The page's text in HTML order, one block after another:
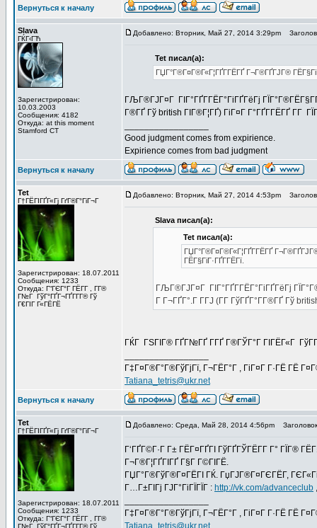
Вернуться к началу
Slava
ГЌГ‹ГЋ
Зарегистрирован:
10.03.2003
Сообщения: 4182
Откуда: at this moment
Stamford CT
Добавлено: Вторник, Май 27, 2014 3:29pm
Tet писал(а):
ГЏГ°Г®Г¤Г®Г«Г¦ГҐГ­ГЁГҐ Г¬Г®ГҐГЈГ®
ГЉГ®ГЈГ¤Г ГІГ°ГҐГ­ГЁГ°ГіГҐГёГј
Г®ГҐ Гў british ГІГ®Г¦ГҐ) ГіГ¤Г Г°ГҐГ­ГЁГҐ Г­Г
Good judgment comes from expirience.
Expirience comes from bad judgment
Вернуться к началу
Tet
Г†ГЁГІГҐГ«Гј ГґГ®Г°ГіГ¬Г
Зарегистрирован: 18.07.2011
Сообщения: 1233
Откуда: Г“ГЄГ°Г ГЁГ­Г , Г­Г®
Г№Г ГўГ°ГҐГ¬ГҐГ­Г­Г® Гў
Г€ГІГ Г«ГЁГЁ
Добавлено: Вторник, Май 27, 2014 4:53pm
Slava писал(а):
Tet писал(а):
ГЏГ°Г®Г¤Г®Г«Г¦ГҐГ­ГЁГҐ
ГЁГ§ГіГ·ГҐГ­ГЁГї.
ГЉГ®ГЈГ¤Г ГІГ°ГҐГ­ГЁГ°ГіГҐГёГј
Г Г¬ГҐГ°.Г Г­ГЈ (Г­Г ГўГҐГ°Г­Г®ГҐ Гў
ГЌГ ГЅГІГ® ГҐГ№ГҐ Г­ГҐ Г®ГЎГ°Г ГІГЁГ«Г
Г‡Г¤Г®Г°Г®ГўГјГї, Г¬ГЁГ°Г , ГіГ¤Г Г·ГЁ ГЁ
Tatiana_tetris@ukr.net
Вернуться к началу
Tet
Г†ГЁГІГҐГ«Гј ГґГ®Г°ГіГ¬Г
Зарегистрирован: 18.07.2011
Сообщения: 1233
Откуда: Г“ГЄГ°Г ГЁГ­Г , Г­Г®
Г№Г ГўГ°ГҐГ¬ГҐГ­Г­Г® Гў
Добавлено: Среда, Май 28, 2014 4:56pm
Г‘ГҐГ©Г·Г Г± ГЁГ¤ГҐГІ ГўГҐГЎГЁГ­Г Г° ГЇГ®
Г¬Г®Г¦ГҐГІГҐ Г§Г Г©ГІГЁ.
ГЏГ°Г®ГўГ®Г¤ГЁГІ ГЌ. ГџГЈГ®Г¤ГЄГЁГ­,
Г…Г±ГІГј ГЈГ°ГіГЇГЇГ : http://vk.com/advanceclub
Г‡Г¤Г®Г°Г®ГўГјГї, Г¬ГЁГ°Г , ГіГ¤Г Г·ГЁ ГЁ
Tatiana_tetris@ukr.net